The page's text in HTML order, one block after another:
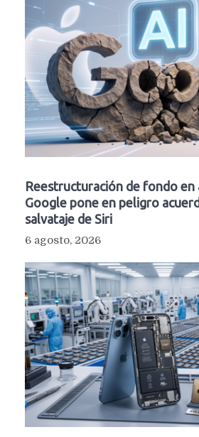
Reestructuración de fondo en
Google pone en peligro
salvataje de Siri
6 agosto, 2026